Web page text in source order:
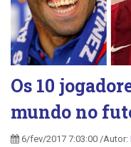
Os 10
mundo no
6/fev/2017 7:03:00 /Autor: